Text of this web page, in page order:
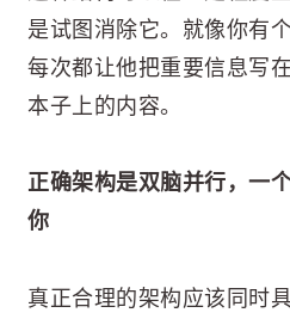
是试图消除它。就像你有
每次都让他把重要信息写
本子上的内容。
正确架构是双脑并行，一
你
真正合理的架构应该同时